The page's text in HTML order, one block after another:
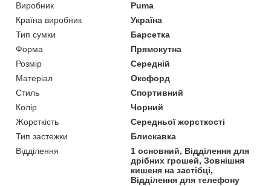
Виробник
Puma
Країна виробник
Україна
Тип сумки
Барсетка
Форма
Прямокутна
Розмір
Середній
Матеріал
Оксфорд
Стиль
Спортивний
Колір
Чорний
Жорсткість
Середньої жорсткості
Тип застежки
Блискавка
Відділення
1 основний, Відділення для
дрібних грошей, Зовнішня
кишеня на застібці,
Відділення для телефону